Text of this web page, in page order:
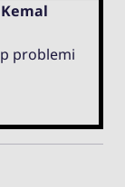
problemi